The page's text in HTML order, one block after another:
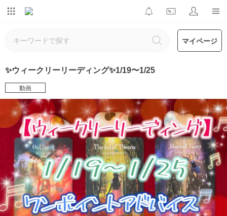
マイページ
✨ウィークリーリーディング✨1/19〜1/25
動画